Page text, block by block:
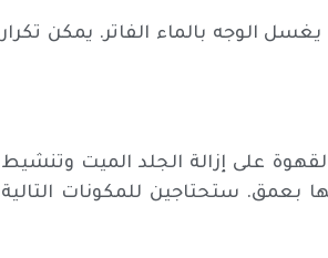
على الوجه لمدة 15 دقيقة، وبعدها يغسل الوجه بالماء الفاتر. يمكن تكرار
على إزالة الجلد الميت وتنشيط
بعمق. ستحتاجين للمكونات التالية